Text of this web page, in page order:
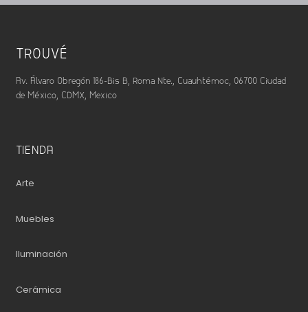
TROUVÉ
Av. Álvaro Obregón 186-Bis B, Roma Nte., Cuauhtémoc, 06700 Ciudad
de México, CDMX, Mexico
TIENDA
Arte
Muebles
Iluminación
Cerámica